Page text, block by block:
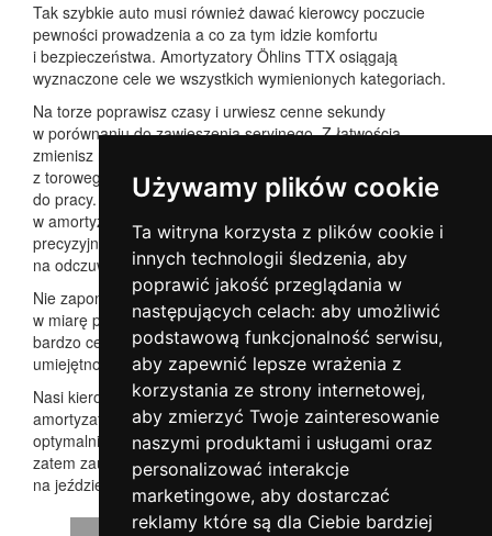
Używamy plików cookie
Ta witryna korzysta z plików cookie i
innych technologii śledzenia, aby
poprawić jakość przeglądania w
następujących celach: aby umożliwić
podstawową funkcjonalność serwisu,
aby zapewnić lepsze wrażenia z
korzystania ze strony internetowej,
aby zmierzyć Twoje zainteresowanie
naszymi produktami i usługami oraz
personalizować interakcje
marketingowe, aby dostarczać
reklamy które są dla Ciebie bardziej
Tak szybkie auto musi również dawać kierowcy poczucie
pewności prowadzenia a co za tym idzie komfortu
i bezpieczeństwa. Amortyzatory Öhlins TTX osiągają
wyznaczone cele we wszystkich wymienionych kategoriach.
Na torze poprawisz czasy i urwiesz cenne sekundy
w porównaniu do zawieszenia seryjnego. Z łatwością
zmienisz również charakterystykę pracy amortyzatora
z torowego na komfortowe podczas dojazdu na tor lub
do pracy. Dzięki podwójnej regulacji tłumienia
w amortyzatorach TTX46 i TTX36 otrzymujesz możliwość
precyzyjnej zmiany charakterystyki amortyzatorów co pozwoli
na odczuwalne zmiany w prowadzeniu auta.
Nie zapomnij o notowaniu różnych zmian w zawieszeniu
w miarę poprawy czasów i tempa jazdy. Będzie to dla Ciebie
bardzo cenne do dalszego doskonalenia swoich
umiejętności.
Nasi kierowcy testowi, przetestowali ustawienia
amortyzatorów i jesteśmy pewni, że dostarczamy produkt
optymalnie dopasowany do Twoich oczekiwań. Możesz
zatem zaufać naszemu doświadczeniu i skupić się wyłącznie
na jeździe